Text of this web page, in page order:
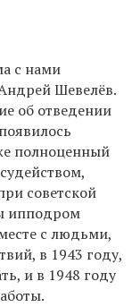
с нами
Шевелёв.
об отведении
полноценный
советской
ипподром
с людьми,
в 1943 году,
и в 1948 году